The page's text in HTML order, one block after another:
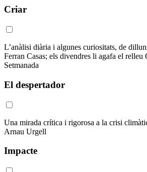
Criar
L’anàlisi diària i algunes curiositats, de
Ferran Casas; els divendres li agafa el
Setmanada
El despertador
Una mirada crítica i rigorosa a la crisi
Arnau Urgell
Impacte